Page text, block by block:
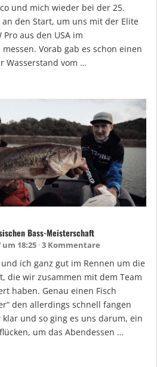
und mich wieder bei der 25.
an den Start, um uns mit der Elite
aus den USA im
Vorab gab es schon einen
Wasserstand vom …
Bass-Meisterschaft
18:25 3 Kommentare
ich ganz gut im Rennen um die
die wir zusammen mit dem Team
haben. Genau einen Fisch
den allerdings schnell fangen
und so ging es uns darum, ein
um das Abendessen …